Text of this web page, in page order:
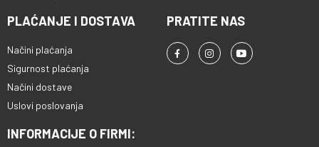
PLAĆANJE I DOSTAVA
Načini plaćanja
Sigurnost plaćanja
Načini dostave
Uslovi poslovanja
PRATITE NAS
INFORMACIJE O FIRMI: